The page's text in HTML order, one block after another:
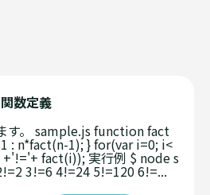
数定義
す。 sample.js function fact
: n*fact(n-1); } for(var i=0; i<
fact(i)); 実行例 $ node s
3!=6 4!=24 5!=120 6!=...